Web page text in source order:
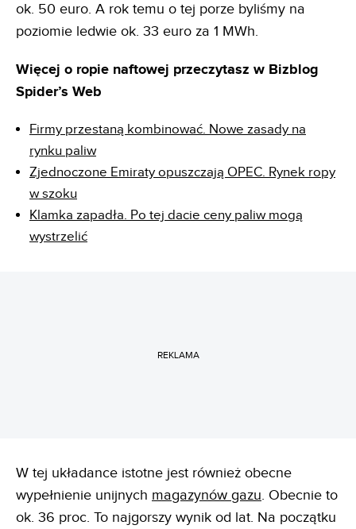
ok. 50 euro. A rok temu o tej porze byliśmy na
poziomie ledwie ok. 33 euro za 1 MWh.
Więcej o ropie naftowej przeczytasz w Bizblog
Spider’s Web
Firmy przestaną kombinować. Nowe zasady na
rynku paliw
Zjednoczone Emiraty opuszczają OPEC. Rynek ropy
w szoku
Klamka zapadła. Po tej dacie ceny paliw mogą
wystrzelić
REKLAMA
W tej układance istotne jest również obecne
wypełnienie unijnych magazynów gazu. Obecnie to
ok. 36 proc. To najgorszy wynik od lat. Na początku